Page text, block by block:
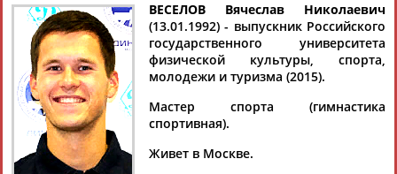
Найдено: 1персона Расширенный поиск
Вячеслав
ВЕСЕЛОВ
Гимнастика спортивная
ВЕСЕЛОВ Вячеслав Николаевич
(13.01.1992) - выпускник Российского
государственного университета
физической культуры, спорта,
молодежи и туризма (2015).
Мастер спорта (гимнастика
спортивная).
Живет в Москве.